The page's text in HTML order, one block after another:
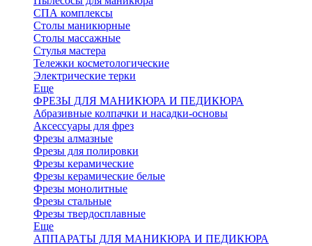
СПА комплексы
Столы маникюрные
Столы массажные
Стулья мастера
Тележки косметологические
Электрические терки
Еще
ФРЕЗЫ ДЛЯ МАНИКЮРА И ПЕДИКЮРА
Абразивные колпачки и насадки-основы
Аксессуары для фрез
Фрезы алмазные
Фрезы для полировки
Фрезы керамические
Фрезы керамические белые
Фрезы монолитные
Фрезы стальные
Фрезы твердосплавные
Еще
АППАРАТЫ ДЛЯ МАНИКЮРА И ПЕДИКЮРА